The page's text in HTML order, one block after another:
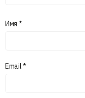
Имя *
Email*